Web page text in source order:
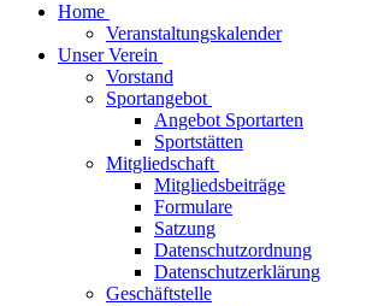
Home
Veranstaltungskalender
Unser Verein
Vorstand
Sportangebot
Angebot Sportarten
Sportstätten
Mitgliedschaft
Mitgliedsbeiträge
Formulare
Satzung
Datenschutzordnung
Datenschutzerklärung
Geschäftstelle